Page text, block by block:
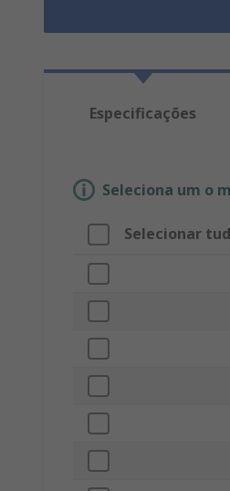
Especificações
Seleciona um o
Selecionar